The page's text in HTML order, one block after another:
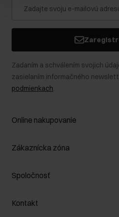
Zadaním a schválením svojich
zasielaním informačného
podmienkach.
Online nakupovanie
Spravovať súbory cookie
Spôsob platby
Vrátenie
Zákaznícka zóna
Zákazníky klub
Pravidlá propagácie
Starostlivosť o kožu
Spoločnosť
O nás
Kontakt